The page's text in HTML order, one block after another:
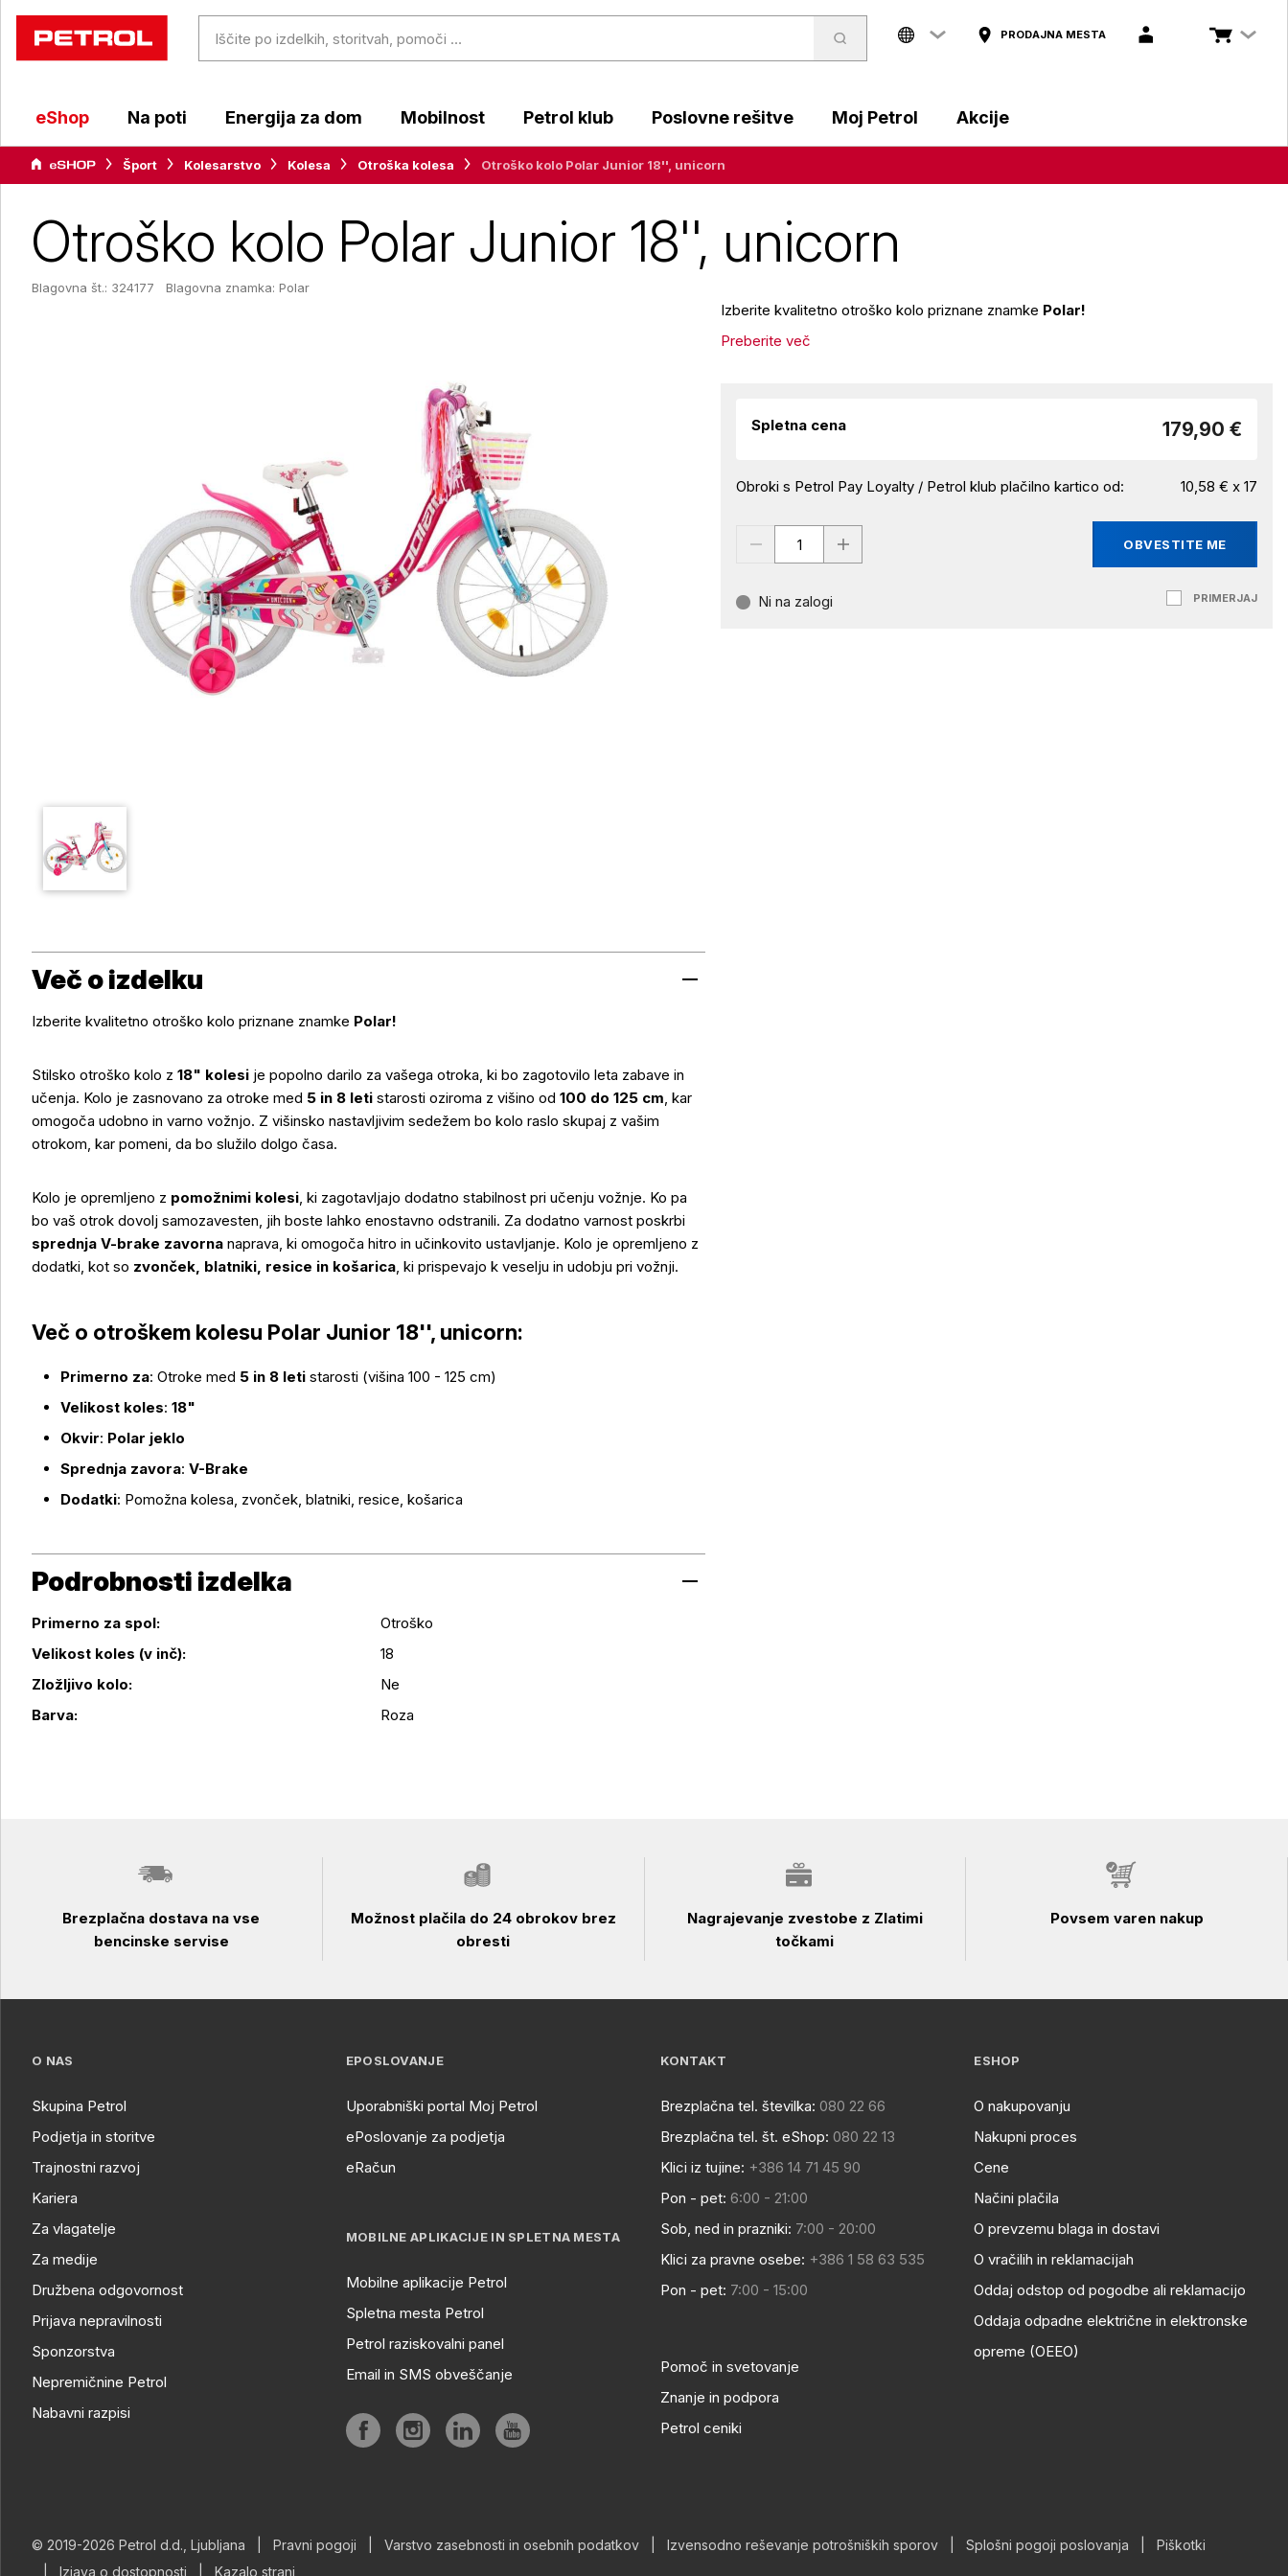
PRODAJNA MESTA
eShop Na poti Energija za dom Mobilnost Petrol klub Poslovne rešitve Moj Petrol Akcije
Šport Kolesarstvo Kolesa Otroška kolesa Otroško kolo Polar Junior 18'', unicorn
Otroško kolo Polar Junior 18'', unicorn
Blagovna št.: 324177 Blagovna znamka: Polar
Izberite kvalitetno otroško kolo priznane znamke Polar!
Preberite več
Spletna cena 179,90 €
Obroki s Petrol Pay Loyalty / Petrol klub plačilno kartico od: 10,58 € x 17
OBVESTITE ME
Ni na zalogi PRIMERJAJ
Več o izdelku
Več o izdelku
Izberite kvalitetno otroško kolo priznane znamke Polar!
Stilsko otroško kolo z 18" kolesi je popolno darilo za vašega otroka, ki bo zagotovilo leta zabave in
učenja. Kolo je zasnovano za otroke med 5 in 8 leti starosti oziroma z višino od 100 do 125 cm, kar
omogoča udobno in varno vožnjo. Z višinsko nastavljivim sedežem bo kolo raslo skupaj z vašim
otrokom, kar pomeni, da bo služilo dolgo časa.
Kolo je opremljeno z pomožnimi kolesi, ki zagotavljajo dodatno stabilnost pri učenju vožnje. Ko pa
bo vaš otrok dovolj samozavesten, jih boste lahko enostavno odstranili. Za dodatno varnost poskrbi
sprednja V-brake zavorna naprava, ki omogoča hitro in učinkovito ustavljanje. Kolo je opremljeno z
dodatki, kot so zvonček, blatniki, resice in košarica, ki prispevajo k veselju in udobju pri vožnji.
Več o otroškem kolesu Polar Junior 18'', unicorn:
Primerno za: Otroke med 5 in 8 leti starosti (višina 100 - 125 cm)
Velikost koles: 18"
Okvir: Polar jeklo
Sprednja zavora: V-Brake
Dodatki: Pomožna kolesa, zvonček, blatniki, resice, košarica
Podrobnosti izdelka
Podrobnosti izdelka
Primerno za spol:
Otroško
Velikost koles (v inč):
18
Zložljivo kolo:
Ne
Barva:
Roza
Brezplačna dostava na vse
bencinske servise
Možnost plačila do 24 obrokov brez
obresti
Nagrajevanje zvestobe z Zlatimi
točkami
Povsem varen nakup
O NAS
Skupina Petrol
Podjetja in storitve
Trajnostni razvoj
Kariera
Za vlagatelje
Za medije
Družbena odgovornost
Prijava nepravilnosti
Sponzorstva
Nepremičnine Petrol
Nabavni razpisi
EPOSLOVANJE
Uporabniški portal Moj Petrol
ePoslovanje za podjetja
eRačun
MOBILNE APLIKACIJE IN SPLETNA MESTA
Mobilne aplikacije Petrol
Spletna mesta Petrol
Petrol raziskovalni panel
Email in SMS obveščanje
KONTAKT
Brezplačna tel. številka: 080 22 66
Brezplačna tel. št. eShop: 080 22 13
Klici iz tujine: +386 14 71 45 90
Pon - pet: 6:00 - 21:00
Sob, ned in prazniki: 7:00 - 20:00
Klici za pravne osebe: +386 1 58 63 535
Pon - pet: 7:00 - 15:00
Pomoč in svetovanje
Znanje in podpora
Petrol ceniki
ESHOP
O nakupovanju
Nakupni proces
Cene
Načini plačila
O prevzemu blaga in dostavi
O vračilih in reklamacijah
Oddaj odstop od pogodbe ali reklamacijo
Oddaja odpadne električne in elektronske
opreme (OEEO)
© 2019-2026 Petrol d.d., Ljubljana Pravni pogoji Varstvo zasebnosti in osebnih podatkov Izvensodno reševanje potrošniških sporov Splošni pogoji poslovanja
Piškotki
Izjava o dostopnosti Kazalo strani